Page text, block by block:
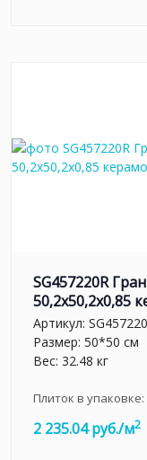
SG457220R
50,2x50,2x0,85
Артикул:
Размер: 50*50 см
Вес: 32.48 кг
Плиток в упаковке:
2 235.04 руб./м2